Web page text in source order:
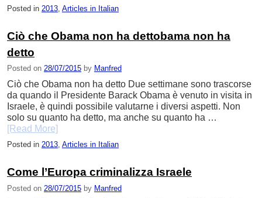
Posted in 2013 Articles in Italian
Ciò che Obama non ha dettobama non ha
detto
Posted on 28/07/2015 by Manfred
Ciò che Obama non ha detto Due settimane sono trascorse
da quando il Presidente Barack Obama è venuto in visita in
Israele, è quindi possibile valutarne i diversi aspetti. Non
solo su quanto ha detto, ma anche su quanto ha …
[Read More]
Posted in 2013, Articles in Italian
Come l’Europa criminalizza Israele
Posted on 28/07/2015 by Manfred